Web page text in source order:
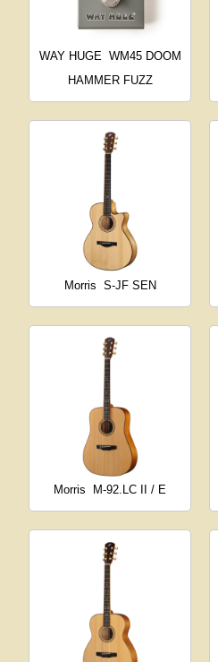
WAY HUGE WM45 DOOM
HAMMER FUZZ
Morris S-JF SEN
Morris M-92.LC II / E